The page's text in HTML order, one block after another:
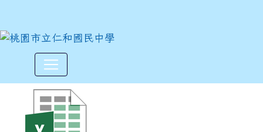
113學年度上學期第九週10/